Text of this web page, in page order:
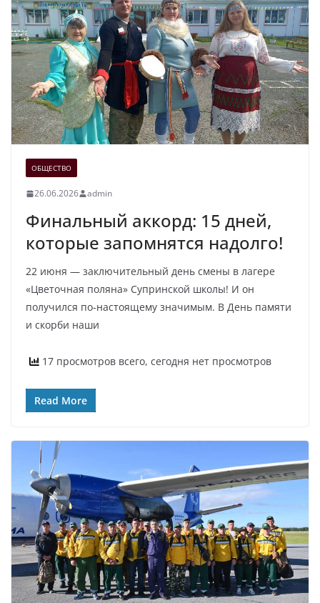
ОБЩЕСТВО
26.06.2026 admin
Финальный аккорд: 15 дней,
которые запомнятся надолго!
22 июня — заключительный день смены в лагере
«Цветочная поляна» Супринской школы! И он
получился по-настоящему значимым. В День памяти
и скорби наши
17 просмотров всего, сегодня нет просмотров
Read More